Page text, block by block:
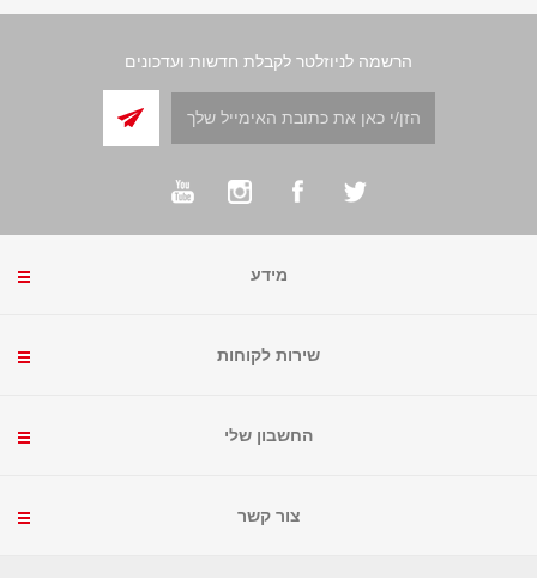
הרשמה לניוזלטר לקבלת חדשות ועדכונים
מידע
שירות לקוחות
החשבון שלי
צור קשר